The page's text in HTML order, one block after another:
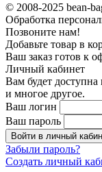
© 2008-2025 bean-
Обработка
Позвоните нам!
Добавьте товар в
Ваш заказ готов к
Личный кабинет
Вам будет доступна
и многое другое.
Ваш логин
Ваш пароль
Войти в личный
Забыли пароль?
Создать личный